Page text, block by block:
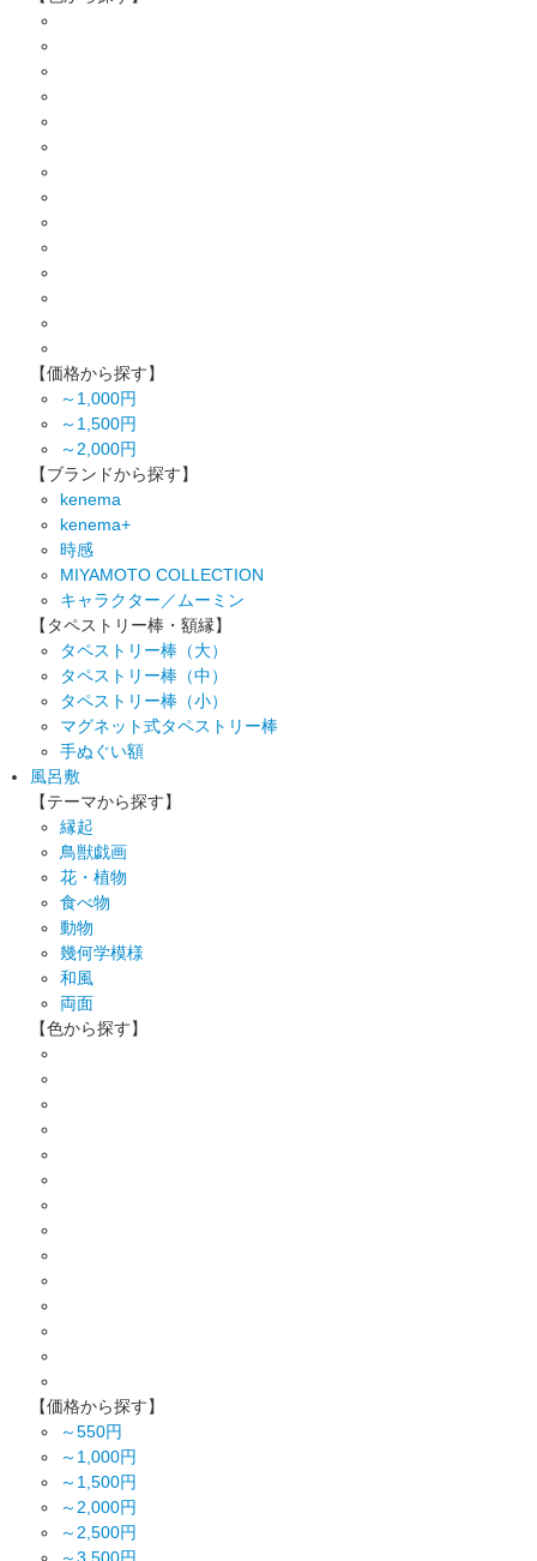
【価格から探す】
～1,000円
～1,500円
～2,000円
【ブランドから探す】
kenema
kenema+
時感
MIYAMOTO COLLECTION
キャラクター／ムーミン
【タペストリー棒・額縁】
タペストリー棒（大）
タペストリー棒（中）
タペストリー棒（小）
マグネット式タペストリー棒
手ぬぐい額
風呂敷
【テーマから探す】
縁起
鳥獣戯画
花・植物
食べ物
動物
幾何学模様
和風
両面
【色から探す】
【価格から探す】
～550円
～1,000円
～1,500円
～2,000円
～2,500円
～3,500円